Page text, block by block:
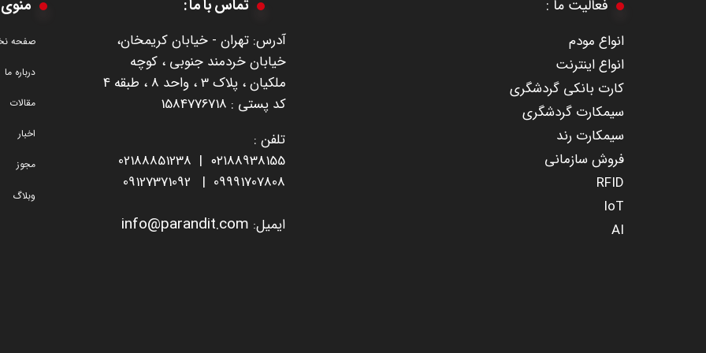
​​​​​​​فعالیت ما :
​انواع مودم
انواع اینترنت
کارت بانکی گردشگری
سیمکارت گردشگری
سیمکارت رند
​​​​​​​فروش سازمانی
RFID
IoT
AI
تماس با ما :
آدرس: تهران - خیابان کریمخان،
خیابان خردمند جنوبی ، کوچه
ملکیان ، پلاک 3 ، واحد 8 ، طبقه 4
​​​​​​​کد پستی : 1584776718
تلفن :
۰۲۱88938155 |
02188851238
09991707808
|
09127371092
ایمیل:
info@parandit.com
صفحه
درباره ما
مقالات
اخبار
مجوز
وبلاگ